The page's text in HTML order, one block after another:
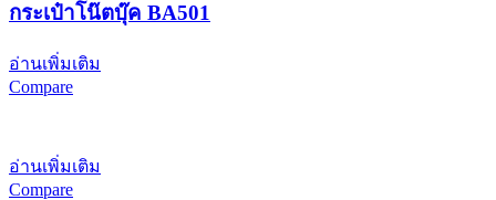
กระเป๋าโน๊ตบุ๊ค BA501
อ่านเพิ่มเติม
Compare
อ่านเพิ่มเติม
Compare